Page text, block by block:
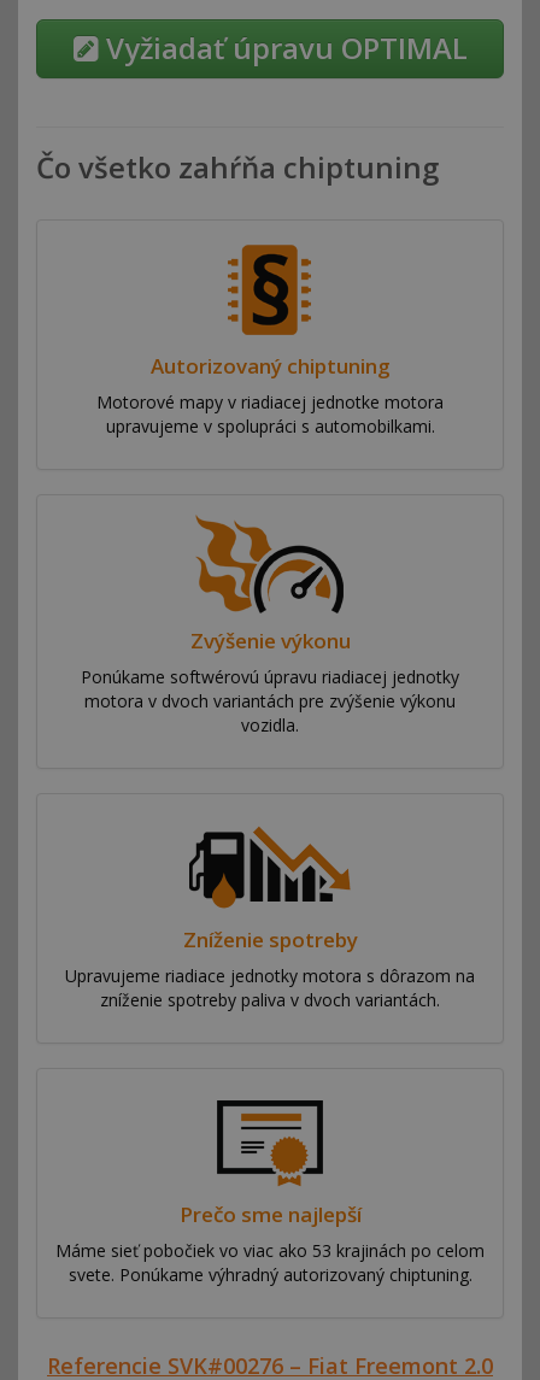
Vyžiadať úpravu OPTIMAL
Čo všetko zahŕňa chiptuning
Autorizovaný chiptuning
Motorové mapy v riadiacej jednotke motora
upravujeme v spolupráci s automobilkami.
Zvýšenie výkonu
Ponúkame softwérovú úpravu riadiacej jednotky
motora v dvoch variantách pre zvýšenie výkonu
vozidla.
Zníženie spotreby
Upravujeme riadiace jednotky motora s dôrazom na
zníženie spotreby paliva v dvoch variantách.
Prečo sme najlepší
Máme sieť pobočiek vo viac ako 53 krajinách po celom
svete. Ponúkame výhradný autorizovaný chiptuning.
Referencie SVK#00276 – Fiat Freemont 2.0